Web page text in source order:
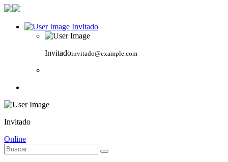
Invitado
Invitadoinvitado@example.com
Invitado
Online